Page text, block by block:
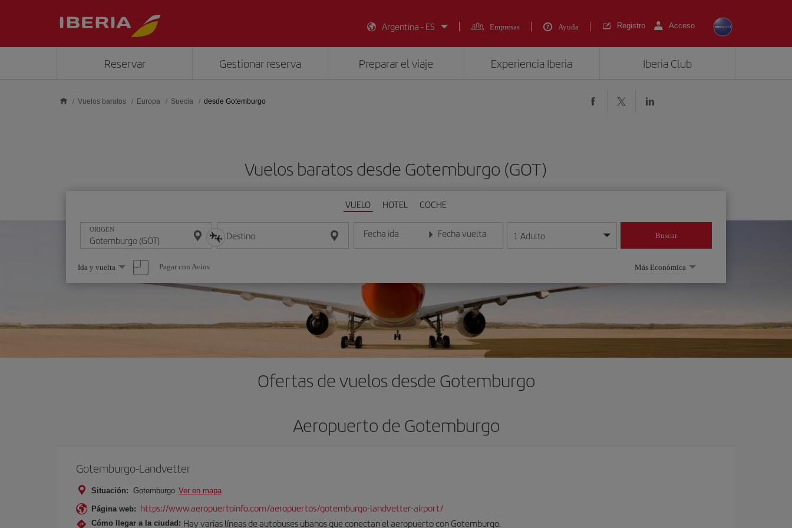
Argentina - ES
Empresas Ayuda Registro Acceso
Reservar Gestionar reserva Preparar el viaje Experiencia Iberia Iberia Club
Vuelos baratos Europa Suecia desde Gotemburgo
Vuelos baratos desde Gotemburgo (GOT)
VUELO HOTEL COCHE
ORIGEN Destino Fecha ida
Introduce la fecha en formato día/mes/año
Fecha vuelta
Introduce la fecha en formato día/mes/año
1 Adulto Buscar
Seleccione
una
opción
Ida y vuelta Pagar con Avios Más Económica
Ofertas de vuelos desde Gotemburgo
Aeropuerto de Gotemburgo
Gotemburgo-Landvetter
Situación: Gotemburgo Ver en mapa
Página web: https://www.aeropuertoinfo.com/aeropuertos/gotemburgo-landvetter-airport/
Cómo llegar a la ciudad: Hay varias líneas de autobuses ubanos que conectan el aeropuerto con Gotemburgo.